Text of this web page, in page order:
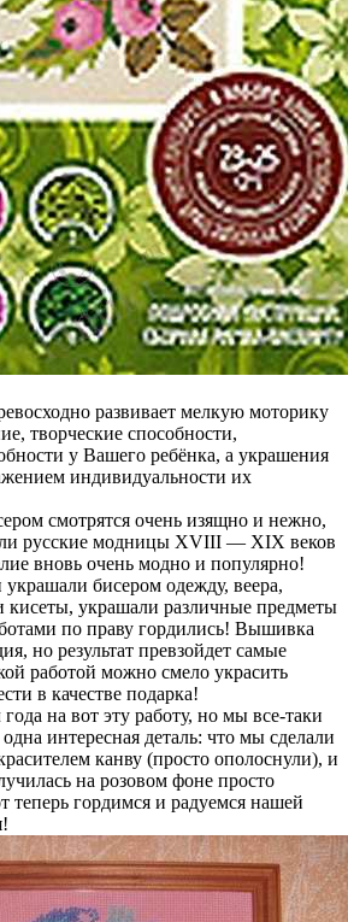
развивает мелкую моторику
творческие способности,
у Вашего ребёнка, а украшения
индивидуальности их
смотрятся очень изящно и нежно,
русские модницы ХVIII — XIX веков
вновь очень модно и популярно!
бисером одежду, веера,
украшали различные предметы
по праву гордились! Вышивка
но результат превзойдет самые
работой можно смело украсить
в качестве подарка!
на вот эту работу, но мы все-таки
интересная деталь: что мы сделали
канву (просто ополоснули), и
на розовом фоне просто
теперь гордимся и радуемся нашей